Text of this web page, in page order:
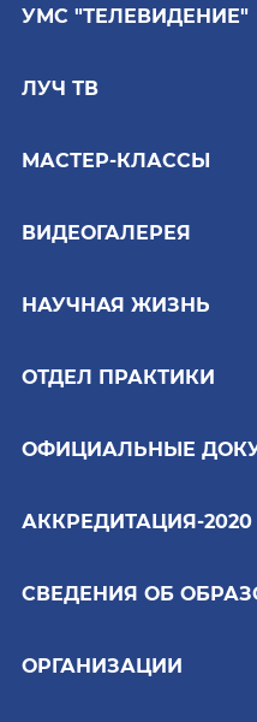
УМС "ТЕЛЕВИДЕНИЕ"
ЛУЧ ТВ
МАСТЕР-КЛАССЫ
ВИДЕОГАЛЕРЕЯ
НАУЧНАЯ ЖИЗНЬ
ОТДЕЛ ПРАКТИКИ
ОФИЦИАЛЬНЫЕ
АККРЕДИТАЦИЯ-2020
СВЕДЕНИЯ ОБ
ОРГАНИЗАЦИИ